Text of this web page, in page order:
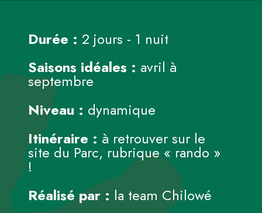
Durée : 2 jours - 1 nuit
Saisons idéales : avril à
septembre
Niveau : dynamique
Itinéraire : à retrouver sur le
site du Parc, rubrique « rando »
!
Réalisé par : la team Chilowé